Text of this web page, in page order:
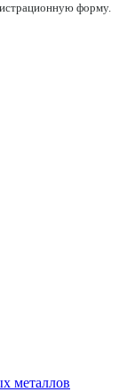
форму.
металлов